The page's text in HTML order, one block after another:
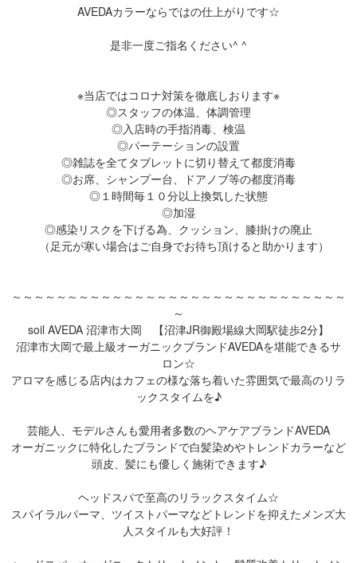
AVEDAカラーならではの仕上がりです☆
是非一度ご指名ください^ ^
※当店ではコロナ対策を徹底しおります※
◎スタッフの体温、体調管理
◎入店時の手指消毒、検温
◎パーテーションの設置
◎雑誌を全てタブレットに切り替えて都度消毒
◎お席、シャンプー台、ドアノブ等の都度消毒
◎１時間毎１０分以上換気した状態
◎加湿
◎感染リスクを下げる為、クッション、膝掛けの廃止
（足元が寒い場合はご自身でお待ち頂けると助かります）
～～～～～～～～～～～～～～～～～～～～～～～～～～～～～～
～
soil AVEDA 沼津市大岡 【沼津JR御殿場線大岡駅徒歩2分】
沼津市大岡で最上級オーガニックブランドAVEDAを堪能できるサ
ロン☆
アロマを感じる店内はカフェの様な落ち着いた雰囲気で最高のリラ
ックスタイムを♪
芸能人、モデルさんも愛用者多数のヘアケアブランドAVEDA
オーガニックに特化したブランドで白髪染めやトレンドカラーなど
頭皮、髪にも優しく施術できます♪
ヘッドスパで至高のリラックスタイム☆
スパイラルパーマ、ツイストパーマなどトレンドを抑えたメンズ大
人スタイルも大好評！